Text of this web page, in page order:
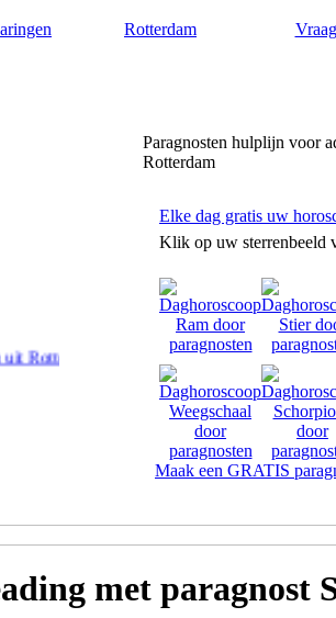
Rotterdam
Paragnosten hulplijn voor
Rotterdam
geven paranormaal advies en
Elke dag gratis uw
Klik op uw sterrenbeeld
Maak een GRATIS
met paragnost